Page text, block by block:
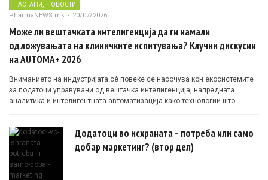
НАСТАНИ НОВОСТИ
PharmaNEWS.mk - 20/07/2026
Може ли вештачката интелигенција да ги намали
одложувањата на клиничките испитувања? Клучни дискусии
на AUTOMA+ 2026
Вниманието на индустријата сè повеќе се насочува кон екосистемите
за податоци управувани од вештачка интелигенција, напредната
аналитика и интелигентната автоматизација како технологии што
Додатоци во исхраната – потреба или само
добар маркетинг? (втор дел)